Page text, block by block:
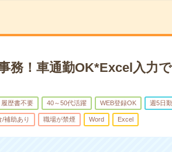
務！車通勤OK*Excel入力
履歴書不要 40～50代活躍 WEB登録OK 週5日
/補助あり 職場が禁煙 Word Excel